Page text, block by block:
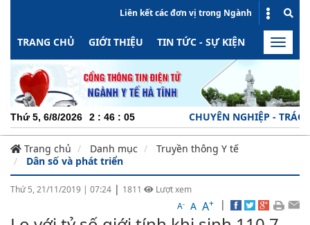
Liên kết các đơn vị trong Ngành
TRANG CHỦ GIỚI THIỆU TIN TỨC - SỰ KIỆN HOẠT
Toggle
Thứ 5, 6/8/2026 2 : 46 : 05 CHUYÊN NGHIỆP - TRÁCH
Trang chủ Danh mục
Truyền thông Y tế
Dân số và phát triển
Thứ 5, 21/11/2019 | 07:24 | 1811
Lượt xem
A- A A+ |